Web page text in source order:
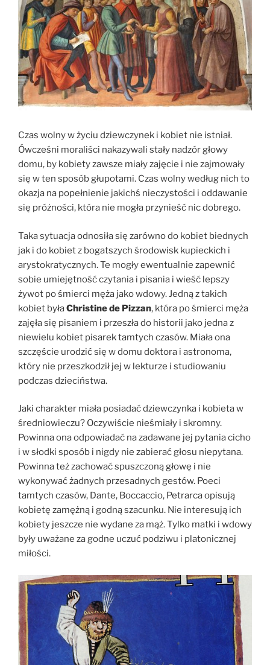
Czas wolny w życiu dziewczynek i kobiet nie istniał.
Ówcześni moraliści nakazywali stały nadzór głowy
domu, by kobiety zawsze miały zajęcie i nie zajmowały
się w ten sposób głupotami. Czas wolny według nich to
okazja na popełnienie jakichś nieczystości i oddawanie
się próżności, która nie mogła przynieść nic dobrego.
Taka sytuacja odnosiła się zarówno do kobiet biednych
jak i do kobiet z bogatszych środowisk kupieckich i
arystokratycznych. Te mogły ewentualnie zapewnić
sobie umiejętność czytania i pisania i wieść lepszy
żywot po śmierci męża jako wdowy. Jedną z takich
kobiet byłaChristine de Pizzan, która po śmierci męża
zajęła się pisaniem i przeszła do historii jako jedna z
niewielu kobiet pisarek tamtych czasów. Miała ona
szczęście urodzić się w domu doktora i astronoma,
który nie przeszkodził jej w lekturze i studiowaniu
podczas dzieciństwa.
Jaki charakter miała posiadać dziewczynka i kobieta w
średniowieczu? Oczywiście nieśmiały i skromny.
Powinna ona odpowiadać na zadawane jej pytania cicho
i w słodki sposób i nigdy nie zabierać głosu niepytana.
Powinna też zachować spuszczoną głowę i nie
wykonywać żadnych przesadnych gestów. Poeci
tamtych czasów, Dante, Boccaccio, Petrarca opisują
kobietę zamężną i godną szacunku. Nie interesują ich
kobiety jeszcze nie wydane za mąż. Tylko matki i wdowy
były uważane za godne uczuć podziwu i platonicznej
miłości.